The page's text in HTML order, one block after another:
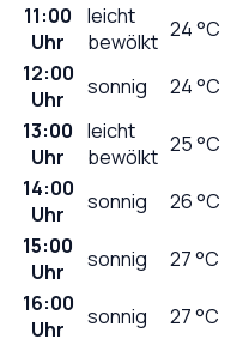
11:00
Uhr
leicht
bewölkt 24°C
12:00
Uhr
sonnig 24°C
13:00
Uhr
leicht
bewölkt 25°C
14:00
Uhr
sonnig 26°C
15:00
Uhr
sonnig 27°C
16:00
Uhr
sonnig 27°C